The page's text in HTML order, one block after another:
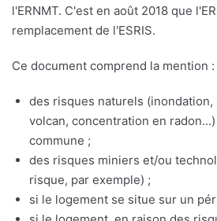
l'ERNMT. C'est en août 2018 que
remplacement de l'ESRIS.
Ce document comprend la mention :
des risques naturels (inondation,
volcan, concentration en
commune ;
des risques miniers et/ou
risque, par exemple) ;
si le logement se situe sur un